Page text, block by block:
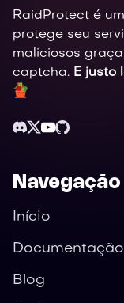
RaidProtect é
protege seu
maliciosos
captcha. E justo
Navegação
Início
Documentação
Blog